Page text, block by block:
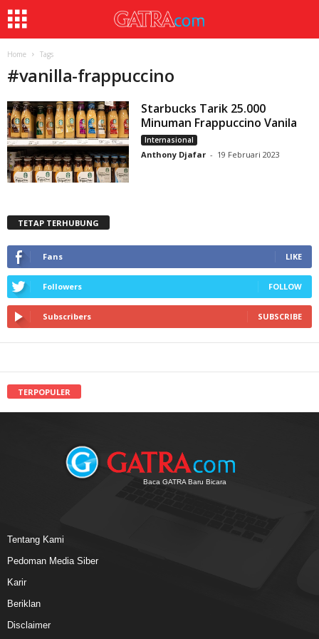
Home Tags
#vanilla-frappuccino
Starbucks Tarik 25.000
Minuman Frappuccino Vanila
Internasional
Anthony Djafar - 19 Februari 2023
TETAP TERHUBUNG
Fans LIKE
Followers FOLLOW
Subscribers SUBSCRIBE
TERPOPULER
Baca GATRA Baru Bicara
Tentang Kami
Pedoman Media Siber
Karir
Beriklan
Disclaimer